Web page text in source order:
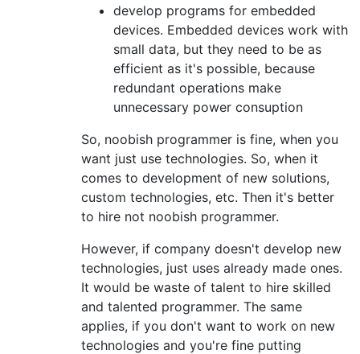
develop programs for embedded
devices. Embedded devices work with
small data, but they need to be as
efficient as it's possible, because
redundant operations make
unnecessary power consuption
So, noobish programmer is fine, when you
want just use technologies. So, when it
comes to development of new solutions,
custom technologies, etc. Then it's better
to hire not noobish programmer.
However, if company doesn't develop new
technologies, just uses already made ones.
It would be waste of talent to hire skilled
and talented programmer. The same
applies, if you don't want to work on new
technologies and you're fine putting